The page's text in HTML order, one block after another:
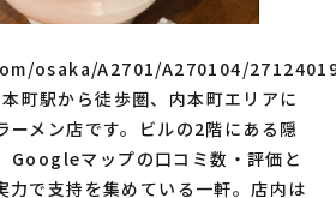
osaka/A2701/A270104/
町駅から徒歩圏、内本町エリアに
ーメン店です。ビルの2階にある隠
Googleマップの口コミ数・評価と
力で支持を集めている一軒。店内は